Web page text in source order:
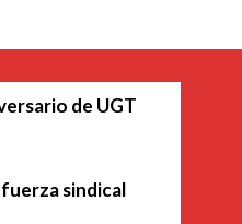
de UGT
sindical